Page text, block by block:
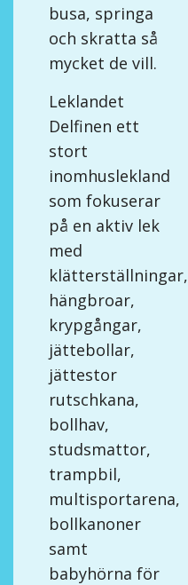
busa, springa
och skratta så
mycket de vill.
Leklandet
Delfinen ett
stort
inomhuslekland
som fokuserar
på en aktiv lek
med
klätterställningar,
hängbroar,
krypgångar,
jättebollar,
jättestor
rutschkana,
bollhav,
studsmattor,
trampbil,
multisportarena,
bollkanoner
samt
babyhörna för